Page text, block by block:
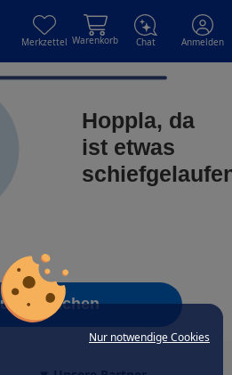
Nur notwendige Cookies
Merkzettel Warenkorb Chat Anmelden
Hoppla, da
ist etwas
versuchen